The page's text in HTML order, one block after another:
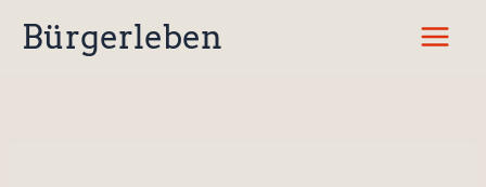
InhaltBürgerleben